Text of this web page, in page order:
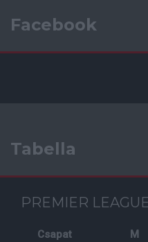
Facebook
Tabella
PREMIER
Csapat M